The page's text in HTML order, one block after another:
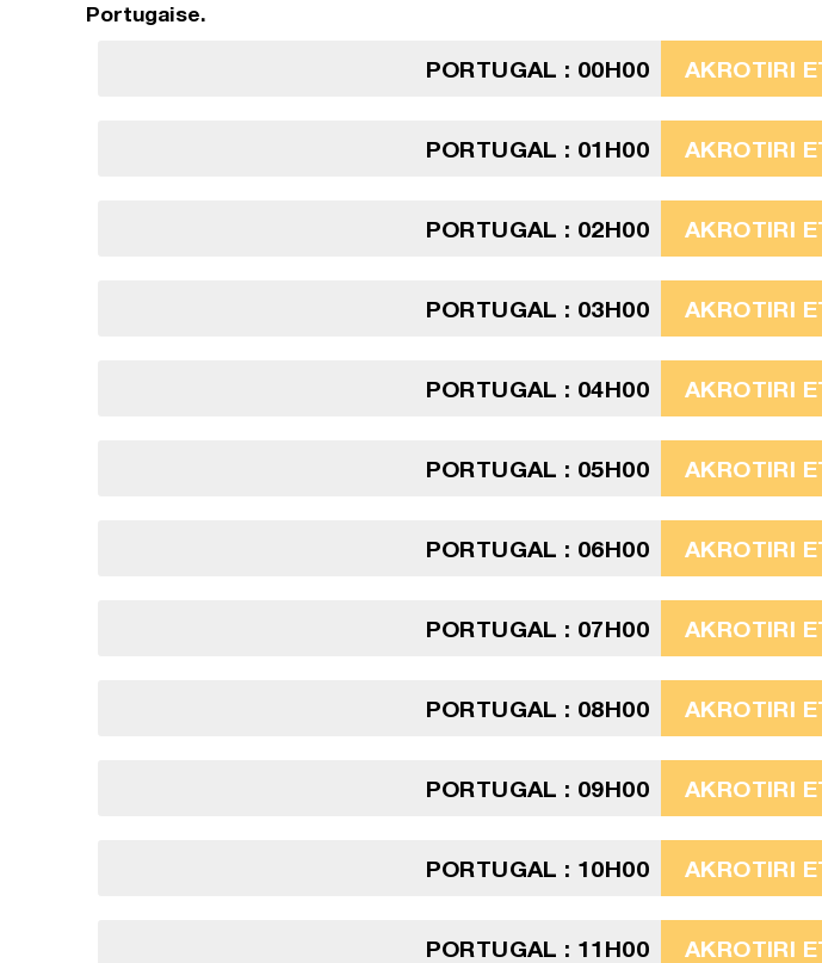
Portugaise.
PORTUGAL : 00H00 AKROTIRI
PORTUGAL : 01H00 AKROTIRI
PORTUGAL : 02H00 AKROTIRI
PORTUGAL : 03H00 AKROTIRI
PORTUGAL : 04H00 AKROTIRI
PORTUGAL : 05H00 AKROTIRI
PORTUGAL : 06H00 AKROTIRI
PORTUGAL : 07H00 AKROTIRI
PORTUGAL : 08H00 AKROTIRI
PORTUGAL : 09H00 AKROTIRI
PORTUGAL : 10H00 AKROTIRI
PORTUGAL : 11H00 AKROTIRI